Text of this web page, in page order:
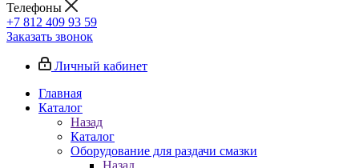
Телефоны
+7 812 409 93 59
Заказать звонок
Личный кабинет
Главная
Каталог
Назад
Каталог
Оборудование для раздачи смазки
Назад